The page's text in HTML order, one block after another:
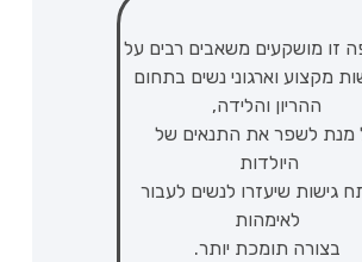
זו מושקעים משאבים רבים על
מקצוע וארגוני נשים בתחום
ההריון והלידה,
מנת לשפר את התנאים של
היולדות
גישות שיעזרו לנשים לעבור
לאימהות
בצורה תומכת יותר.